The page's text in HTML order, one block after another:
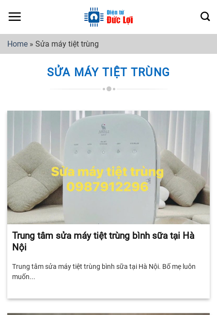
Home » Sửa máy tiệt trùng
SỬA MÁY TIỆT TRÙNG
Trung tâm sửa máy tiệt trùng bình sữa tại Hà
Nội
Trung tâm sửa máy tiệt trùng bình sữa tại Hà Nội. Bố mẹ luôn
muốn...